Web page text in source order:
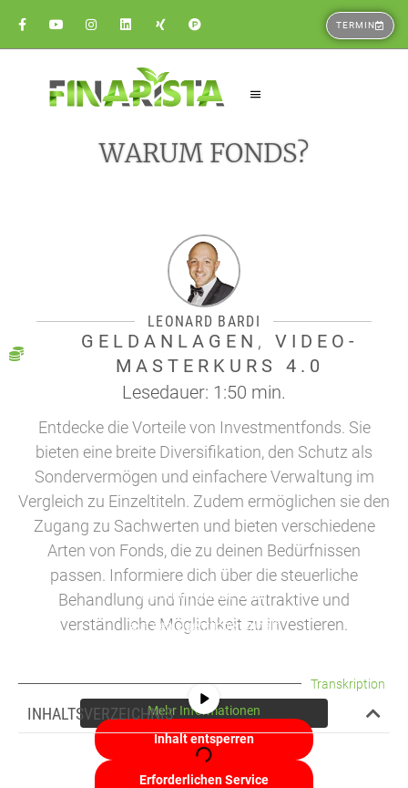
TERMIN
WARUM FONDS?
LEONARD BARDI
GELDANLAGEN , VIDEO-
MASTERKURS 4.0
Lesedauer: 1:50 min.
Entdecke die Vorteile von Investmentfonds. Sie
bieten eine breite Diversifikation, den Schutz als
Sondervermögen und einfachere Verwaltung im
Vergleich zu Einzeltiteln. Zudem ermöglichen sie den
Zugang zu Sachwerten und bieten verschiedene
Arten von Fonds, die zu deinen Bedürfnissen
passen. Informiere dich über die steuerliche
Behandlung und finde eine attraktive und
verständliche Möglichkeit zu investieren.
Sie sehen gerade einen
Platzhalterinhalt vonYouTube . Um
auf den eigentlichen Inhalt
weitergegeben werden.
Mehr Informationen
Inhalt entsperren
Erforderlichen Service
Transkription
INHALTSVERZEICHNIS